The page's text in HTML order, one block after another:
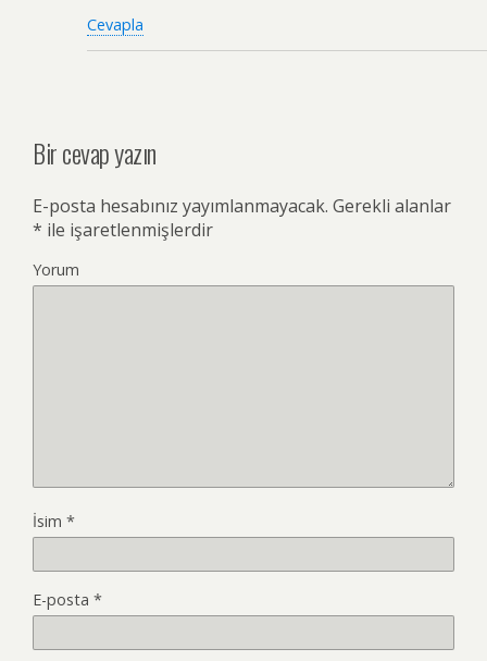
Cevapla
Bir cevap yazın
E-posta hesabınız yayımlanmayacak. Gerekli alanlar
* ile işaretlenmişlerdir
Yorum
İsim *
E-posta *